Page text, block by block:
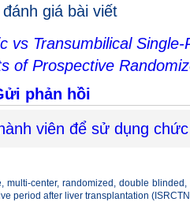
giá bài viết
vs Transumbilical
of Prospective
phản hồi
viên để sử dụng
multi-center, randomized, double
period after liver transplantation